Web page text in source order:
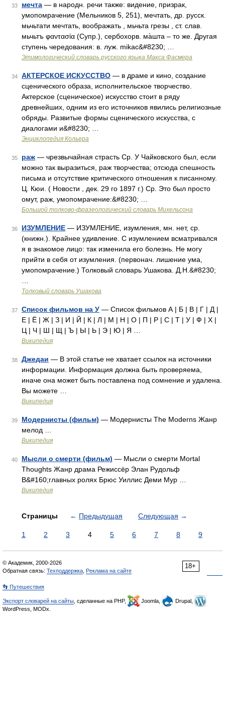
33 мечта — в народн. речи также: видение, призрак,
умопомрачение (Мельников 5, 251), мечтать, др. русск.
мьчьтати мечтать, воображать , мьчьта грезы , ст. слав.
мьчьтъ φαντασία (Супр.), сербохорв. ма̀шта – то же. Другая
ступень чередования: в. луж. mikac&#8230; …
Этимологический словарь русского языка Макса Фасмера
34 АКТЕРСКОЕ ИСКУССТВО — в драме и кино, создание
сценического образа, исполнительское творчество.
Актерское (сценическое) искусство стоит в ряду
древнейших, одним из его источников явились религиозные
обряды. Развитые формы сценического искусства, с
диалогами и&#8230; …
Энциклопедия Кольера
35 раж — чрезвычайная страсть Ср. У Чайковского был, если
можно так выразиться, раж творчества; отсюда спешность
письма и отсутствие критического отношения к писанному.
Ц. Кюи. ( Новости , дек. 29 го 1897 г.) Ср. Это был просто
омут, раж, умопомрачение:&#8230; …
Большой толково-фразеологический словарь Михельсона
36 ИЗУМЛЕНИЕ — ИЗУМЛЕНИЕ, изумления, мн. нет, ср.
(книжн.). Крайнее удивление. С изумлением всматривался
я в знакомое лицо: так изменила его болезнь. Не могу
прийти в себя от изумления. (первонач. лишение ума,
умопомрачение.) Толковый словарь Ушакова. Д.Н.&#8230;
Толковый словарь Ушакова
37 Список фильмов на У — Список фильмов А | Б | В | Г | Д |
Е | Ё | Ж | З | И | Й | К | Л | М | Н | О | П | Р | С | Т | У | Ф | Х |
Ц | Ч | Ш | Щ | Ъ | Ы | Ь | Э | Ю | Я …
Википедия
38 Джедаи — В этой статье не хватает ссылок на источники
информации. Информация должна быть проверяема,
иначе она может быть поставлена под сомнение и удалена.
Вы можете …
Википедия
39 Модернисты (фильм) — Модернисты The Moderns Жанр
мелод …
Википедия
40 Мысли о смерти (фильм) — Мысли о смерти Mortal
Thoughts Жанр драма Режиссёр Элан Рудольф
В&#160;главных ролях Брюс Уиллис Деми Мур …
Википедия
Страницы ← Предыдущая Следующая →
1 2 3 4 5 6 7 8 9
18+
© Академик, 2000-2026
Обратная связь: Техподдержка Реклама на сайте
👣 Путешествия
Экспорт словарей на сайты , сделанные на PHP, Joomla,
Drupal,
WordPress, MODx.